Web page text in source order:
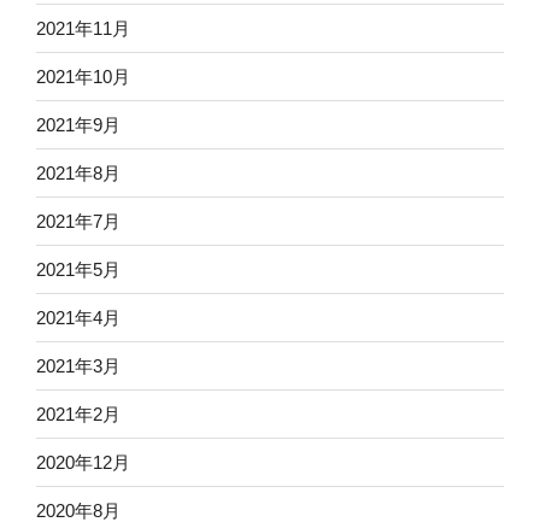
2021年11月
2021年10月
2021年9月
2021年8月
2021年7月
2021年5月
2021年4月
2021年3月
2021年2月
2020年12月
2020年8月